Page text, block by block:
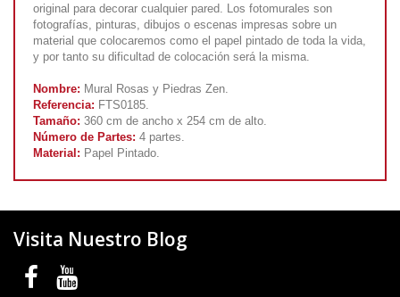
original para decorar cualquier pared. Los fotomurales son
fotografías, pinturas, dibujos o escenas impresas sobre un
material que colocaremos como el papel pintado de toda la vida,
y por tanto su dificultad de colocación será la misma.
Nombre: Mural Rosas y Piedras Zen.
Referencia: FTS0185.
Tamaño: 360 cm de ancho x 254 cm de alto.
Número de Partes: 4 partes.
Material: Papel Pintado.
Visita Nuestro Blog